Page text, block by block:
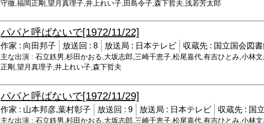
守徹,福岡正剛,望月真理子,井上れい子,田島令子,森下哲夫,浅若芳太郎
パパと呼ばないで[1972/11/22]
作家 : 向田邦子 放送回 : 8 放送局 : 日本テレビ 収蔵先 : 国立国会図
主な出演 : 石立鉄男,杉田かおる,大坂志郎,三崎千恵子,松尾嘉代,有吉ひとみ,小林
正剛,望月真理子,井上れい子,森下哲夫
パパと呼ばないで[1972/11/29]
作家 : 山本邦彦,葉村彰子 放送回 : 9 放送局 : 日本テレビ 収蔵先 : 国
主な出演 : 石立鉄男,杉田かおる,大坂志郎,三崎千恵子,松尾嘉代,有吉ひとみ,小林